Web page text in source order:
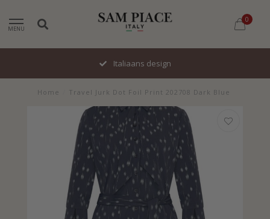
MENU
0
Italiaans design
Home Travel Jurk Dot Foil Print 202708 Dark Blue